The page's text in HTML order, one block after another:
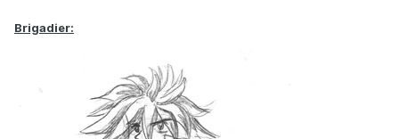
Brigadier: